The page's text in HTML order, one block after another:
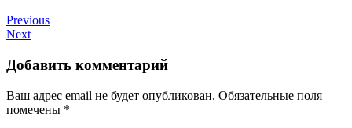
Previous
Next
Добавить комментарий
Ваш адрес email не будет опубликован. Обязательные поля
помечены *